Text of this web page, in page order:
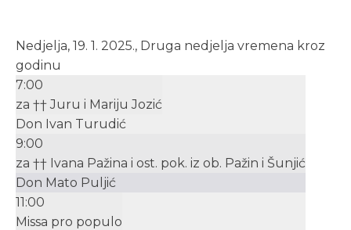
Nedjelja, 19. 1. 2025., Druga nedjelja vremena kroz
godinu
7:00
za †† Juru i Mariju Jozić
Don Ivan Turudić
9:00
za †† Ivana Pažina i ost. pok. iz ob. Pažin i Šunjić
Don Mato Puljić
11:00
Missa pro populo